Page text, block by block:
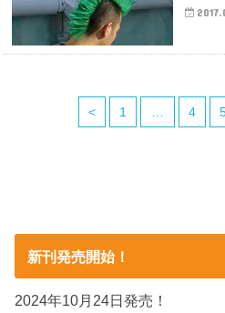
< 1 4
新刊発売開始！
2024年10月24日発売！